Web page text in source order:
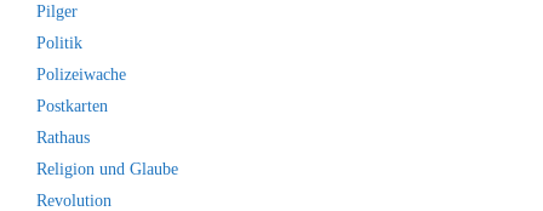
Pilger
Politik
Polizeiwache
Postkarten
Rathaus
Religion und Glaube
Revolution